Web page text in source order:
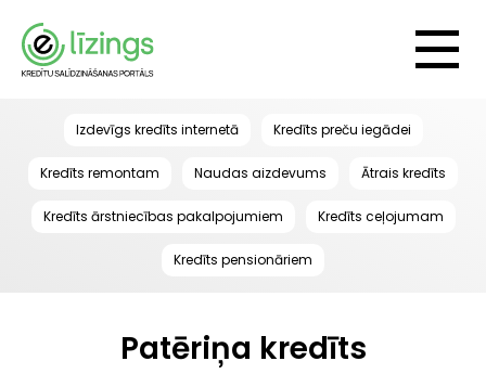
Izdevīgs kredīts internetā Kredīts preču iegādei
Kredīts remontam Naudas aizdevums Ātrais kredīts
Kredīts ārstniecības pakalpojumiem Kredīts ceļojumam
Kredīts pensionāriem
Patēriņa kredīts